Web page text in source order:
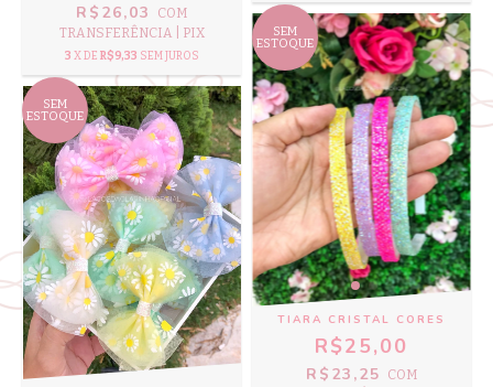
R$26,03
COM
TRANSFERÊNCIA | PIX
3 X DE R$9,33 SEM JUROS
SEM
ESTOQUE
SEM
ESTOQUE
TIARA CRISTAL CORES
R$25,00
R$23,25
COM